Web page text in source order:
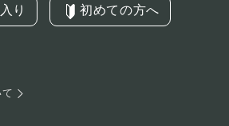
り 初めての方へ